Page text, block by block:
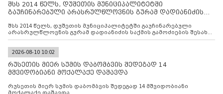
შსს 2014 წელს, დუშეთის მუნიციპალიტეტში
გაუჩინარებული არასრულწლოვნის გურამ დადიანიძის
შსს 2014 წელს, დუშეთის მუნიციპალიტეტში გაუჩინარებული
არასრულწლოვნის გურამ დადიანიძის საქმის გამოძიების შესახებ
ინფორმაციას ავრცელებს
2026-08-10 10:02
რუსეთის მიერ სუმის დაბომბვის შედეგად 14
მშვიდობიანი მოქალაქე დაშავდა
რუსეთის მიერ სუმის დაბომბვის შედეგად 14 მშვიდობიანი
მოქალაქე დაშავდა